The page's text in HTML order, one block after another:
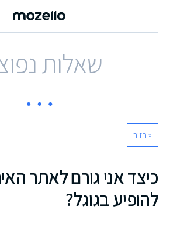
שאלות
« חזור
כיצד אני גורם לאתר
להופיע בגוגל?